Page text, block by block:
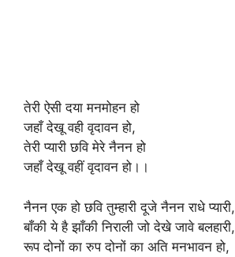
तेरी ऐसी दया मनमोहन हो
जहाँ देखू वही वृदावन हो,
तेरी प्यारी छवि मेरे नैनन हो
जहाँ देखू वहीं वृदावन हो।।
नैनन एक हो छवि तुम्हारी दूजे नैनन राधे प्यारी,
बाँकी ये है झाँकी निराली जो देखे जावे बलहारी,
रूप दोनों का रुप दोनों का अति मनभावन हो,